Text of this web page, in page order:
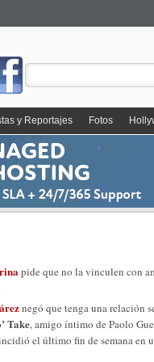
y Reportajes Fotos
pide que no la vinculen con
negó que tenga una relación
Take, amigo íntimo de Paolo
el último fin de semana en